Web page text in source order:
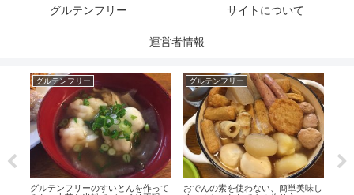
グルテンフリー サイトについて
運営者情報
グルテンフリー
グルテンフリーのすいとんを作って
グルテンフリー
おでんの素を使わない、簡単美味し